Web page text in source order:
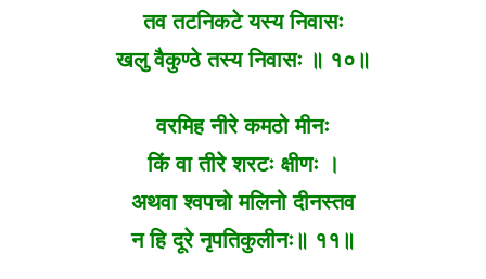
तव तटनिकटे यस्य निवासः
खलु वैकुण्ठे तस्य निवासः ॥ १०॥
वरमिह नीरे कमठो मीनः
किं वा तीरे शरटः क्षीणः ।
अथवा श्वपचो मलिनो दीनस्तव
न हि दूरे नृपतिकुलीनः॥ ११॥